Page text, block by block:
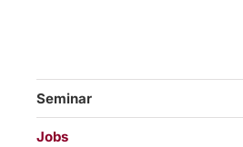
Seminar
Jobs